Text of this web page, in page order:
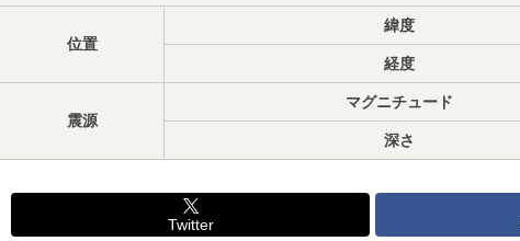
位置
緯度
経度
震源
マグニチュード
深さ
Twitter